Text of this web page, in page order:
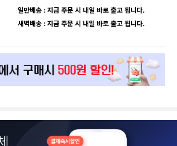
일반배송 : 지금 주문 시 내일 바로 출고 됩니다.
새벽배송 : 지금 주문 시 내일 바로 출고 됩니다.